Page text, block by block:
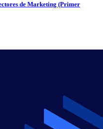
de Marketing (Primer